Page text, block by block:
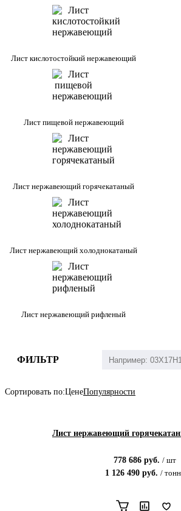
Лист кислотостойкий нержавеющий
Лист пищевой нержавеющий
Лист нержавеющий горячекатаный
Лист нержавеющий холоднокатаный
Лист нержавеющий рифленый
ФИЛЬТР
Сортировать по:ЦенеПопулярности
Лист нержавеющий
778 686руб. / шт
1 126 490руб. /